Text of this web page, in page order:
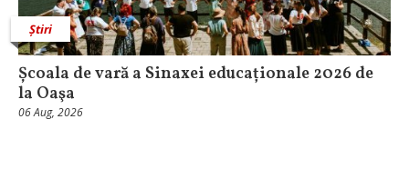
Știri
Școala de vară a Sinaxei educaționale 2026 de
la Oaşa
06 Aug, 2026